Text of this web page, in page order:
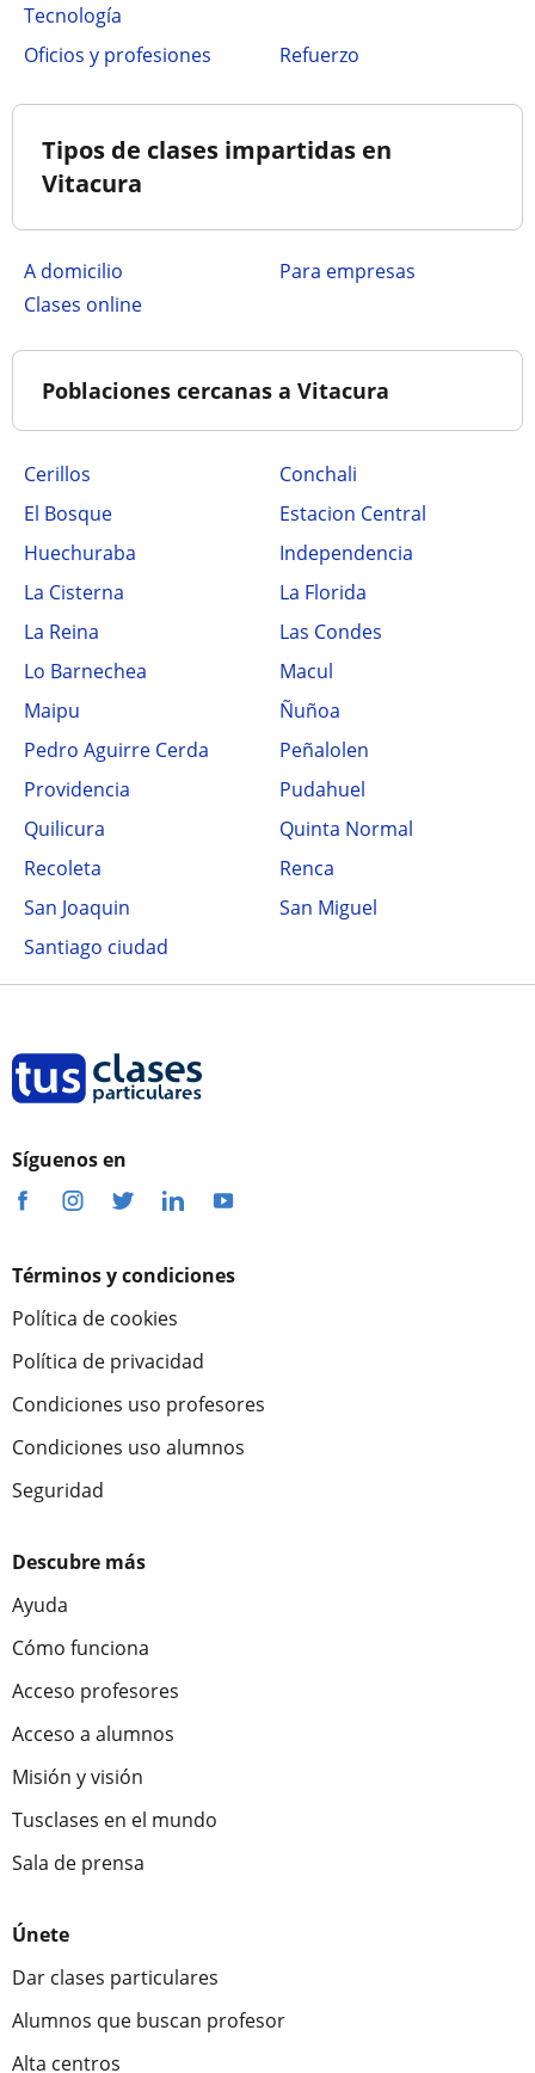
Tecnología
Oficios y profesiones Refuerzo
Tipos de clases impartidas en
Vitacura
a domicilio
para empresas
clases online
Poblaciones cercanas a Vitacura
Cerillos
Conchali
El Bosque
Estacion Central
Huechuraba
Independencia
La Cisterna
La Florida
La Reina
Las Condes
Lo Barnechea
Macul
Maipu
Ñuñoa
Pedro Aguirre Cerda
Peñalolen
Providencia
Pudahuel
Quilicura
Quinta Normal
Recoleta
Renca
San Joaquin
San Miguel
Santiago ciudad
Síguenos en
Términos y condiciones
Política de cookies
Política de privacidad
Condiciones uso profesores
Condiciones uso alumnos
Seguridad
Descubre más
Ayuda
Cómo funciona
Acceso profesores
Acceso a alumnos
Misión y visión
Tusclases en el mundo
Sala de prensa
Únete
Dar clases particulares
Alumnos que buscan profesor
Alta centros